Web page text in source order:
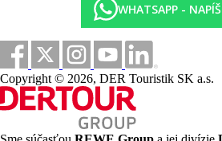
Izba typu Luxury ponúka
luxus patrí sprchovací kút, sušič
Vychutnajte si svoje obľúbené
káblovej TV s plochou obrazovkou.
priestranný pracovný stôl, izbový
na prípravu kávy a čaju Nespresso,
voľbou, USB porty na nabíjanie
pripojenie.
WHATSAPP -
Copyright © 2026, DER Touristik SK a.s.